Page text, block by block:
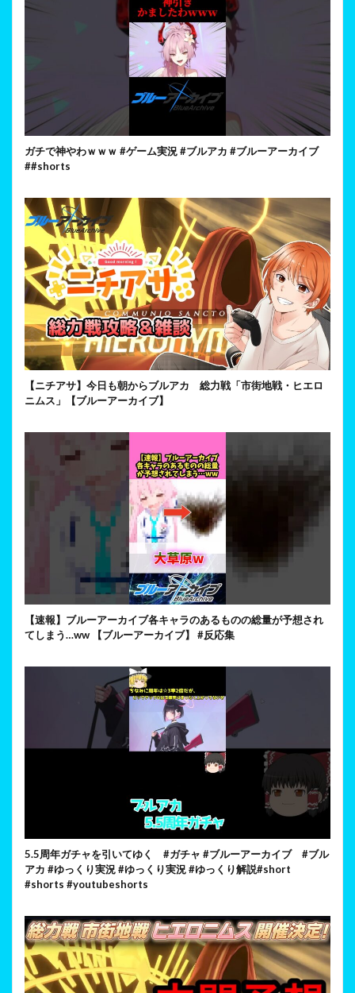
ガチで神やわｗｗｗ #ゲーム実況 #ブルアカ #ブルーアーカイブ
##shorts
【ニチアサ】今日も朝からブルアカ 総力戦「市街地戦・ヒエロ
ニムス」【ブルーアーカイブ】
【速報】ブルーアーカイブ各キャラのあるものの総量が予想され
てしまう…ww 【ブルーアーカイブ】 #反応集
5.5周年ガチャを引いてゆく #ガチャ #ブルーアーカイブ #ブル
アカ #ゆっくり実況 #ゆっくり実況 #ゆっくり解説#short
#shorts #youtubeshorts